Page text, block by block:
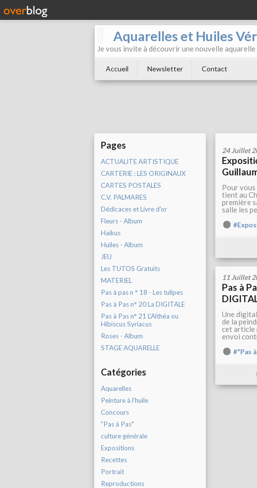
Aquarelles et Huiles
Je vous invite à découvrir une nouvelle
Accueil Newsletter Contact
Pages
ACTUALITE ARTISTIQUE
CARTERIE : LES ORIGINAUX
CARTES POSTALES
C.V. PALMARES
Dédicaces et Livre d'or
Fleurs - Album
Haïkus
Huiles - Album
JEU
Les TUTOS Gratuits
MATERIEL
Pas à pas n ° 18 - Les tulipes
Pas à Pas n° 20 La DIGITALE
Pas à Pas n° 21 L'Althéa ou
Hibiscus Syriacus
Roses - Album
STAGE AQUARELLE
Catégories
Aquarelles
Peinture à l'huile
Concours
"Pas à Pas"
culture générale
Expositions
Recettes
Portrait
Reproductions
24 Juillet
Pour
tient au
première
salle les
11 Juillet
Pas à
Une
de la
cet article
envoi
#"Pas